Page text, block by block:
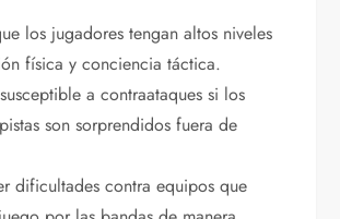
los jugadores tengan altos niveles
física y conciencia táctica.
a contraataques si los
son sorprendidos fuera de
dificultades contra equipos que